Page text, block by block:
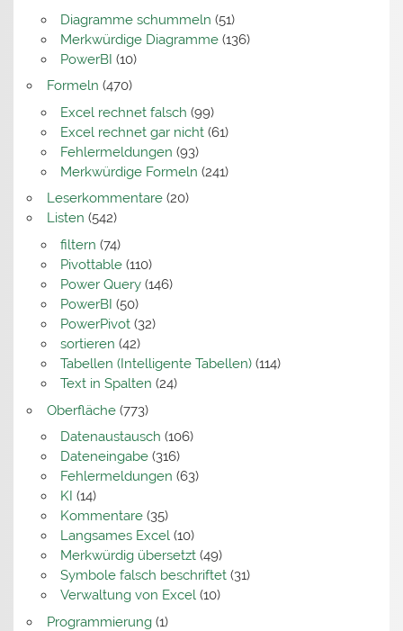
Diagramme schummeln (51)
Merkwürdige Diagramme(136)
PowerBI (10)
Formeln (470)
Excel rechnet falsch (99)
Excel rechnet gar nicht(61)
Fehlermeldungen (93)
Merkwürdige Formeln (241)
Leserkommentare(20)
Listen (542)
filtern (74)
Pivottable(110)
Power Query(146)
PowerBI (50)
PowerPivot(32)
sortieren (42)
Tabellen (Intelligente Tabellen)(114)
Text in Spalten (24)
Oberfläche(773)
Datenaustausch (106)
Dateneingabe(316)
Fehlermeldungen (63)
KI (14)
Kommentare(35)
Langsames Excel(10)
Merkwürdig übersetzt(49)
Symbole falsch beschriftet(31)
Verwaltung von Excel(10)
Programmierung(1)